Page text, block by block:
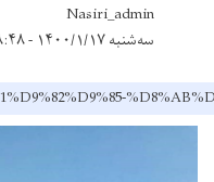
Nasiri_admin
سه‌شنبه ۱۴۰۰/۱/۱۷ - ۸:۴۸